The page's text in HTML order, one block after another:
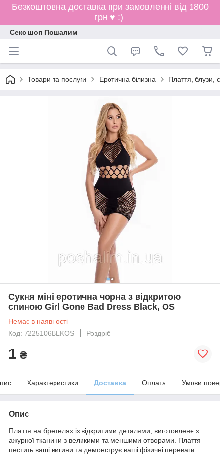
Безкоштовна доставка при замовленні від 1800
грн ♥ :)
Секс шоп Пошалим
Товари та послуги Еротична білизна Плаття, блузи,
Сукня міні еротична чорна з відкритою
спиною Girl Gone Bad Dress Black, OS
Немає в наявності
Код: 7225106BLKOS
Роздріб
1 ₴
Характеристики Доставка Оплата Умови
Опис
Плаття на бретелях із відкритими деталями, виготовлене з
ажурної тканини з великими та меншими отворами. Плаття
пестить ваші вигини та демонструє ваші фізичні переваги.